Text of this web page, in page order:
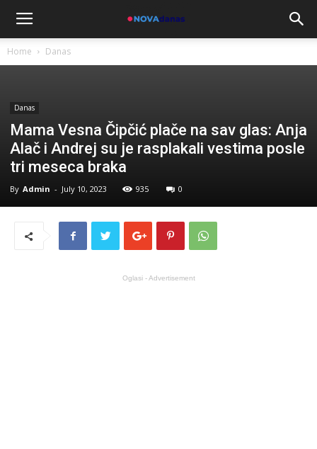
Home Danas
Danas
Mama Vesna Čipčić plače na sav glas: Anja
Alač i Andrej su je rasplakali vestima posle
tri meseca braka
By Admin - July 10, 2023 935 0
Oglasi - Advertisement